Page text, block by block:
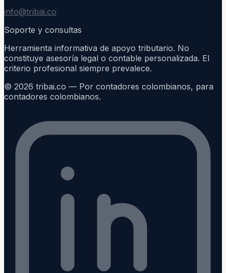
info@tribai.co
Soporte y consultas
Herramienta informativa de apoyo tributario. No
constituye asesoría legal o contable personalizada. El
criterio profesional siempre prevalece.
© 2026 tribai.co — Por contadores colombianos, para
contadores colombianos.